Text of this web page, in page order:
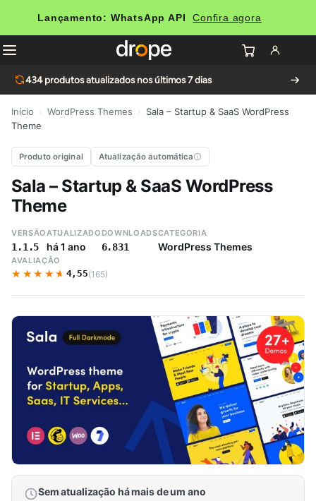
Lançamento: WhatsApp API Confira agora
434produtos atualizados nos últimos 7 dias
Início WordPress Themes
Sala – Startup & SaaS WordPress
Theme
Produto original Atualização automática
Sala – Startup & SaaS WordPress
Theme
VERSÃO
1.1.5
ATUALIZADO
há 1 ano
DOWNLOADS
6.831
CATEGORIA
WordPress Themes
AVALIAÇÃO
★★★★★
★★★★★ 4,55(165)
Sem atualização há mais de um ano